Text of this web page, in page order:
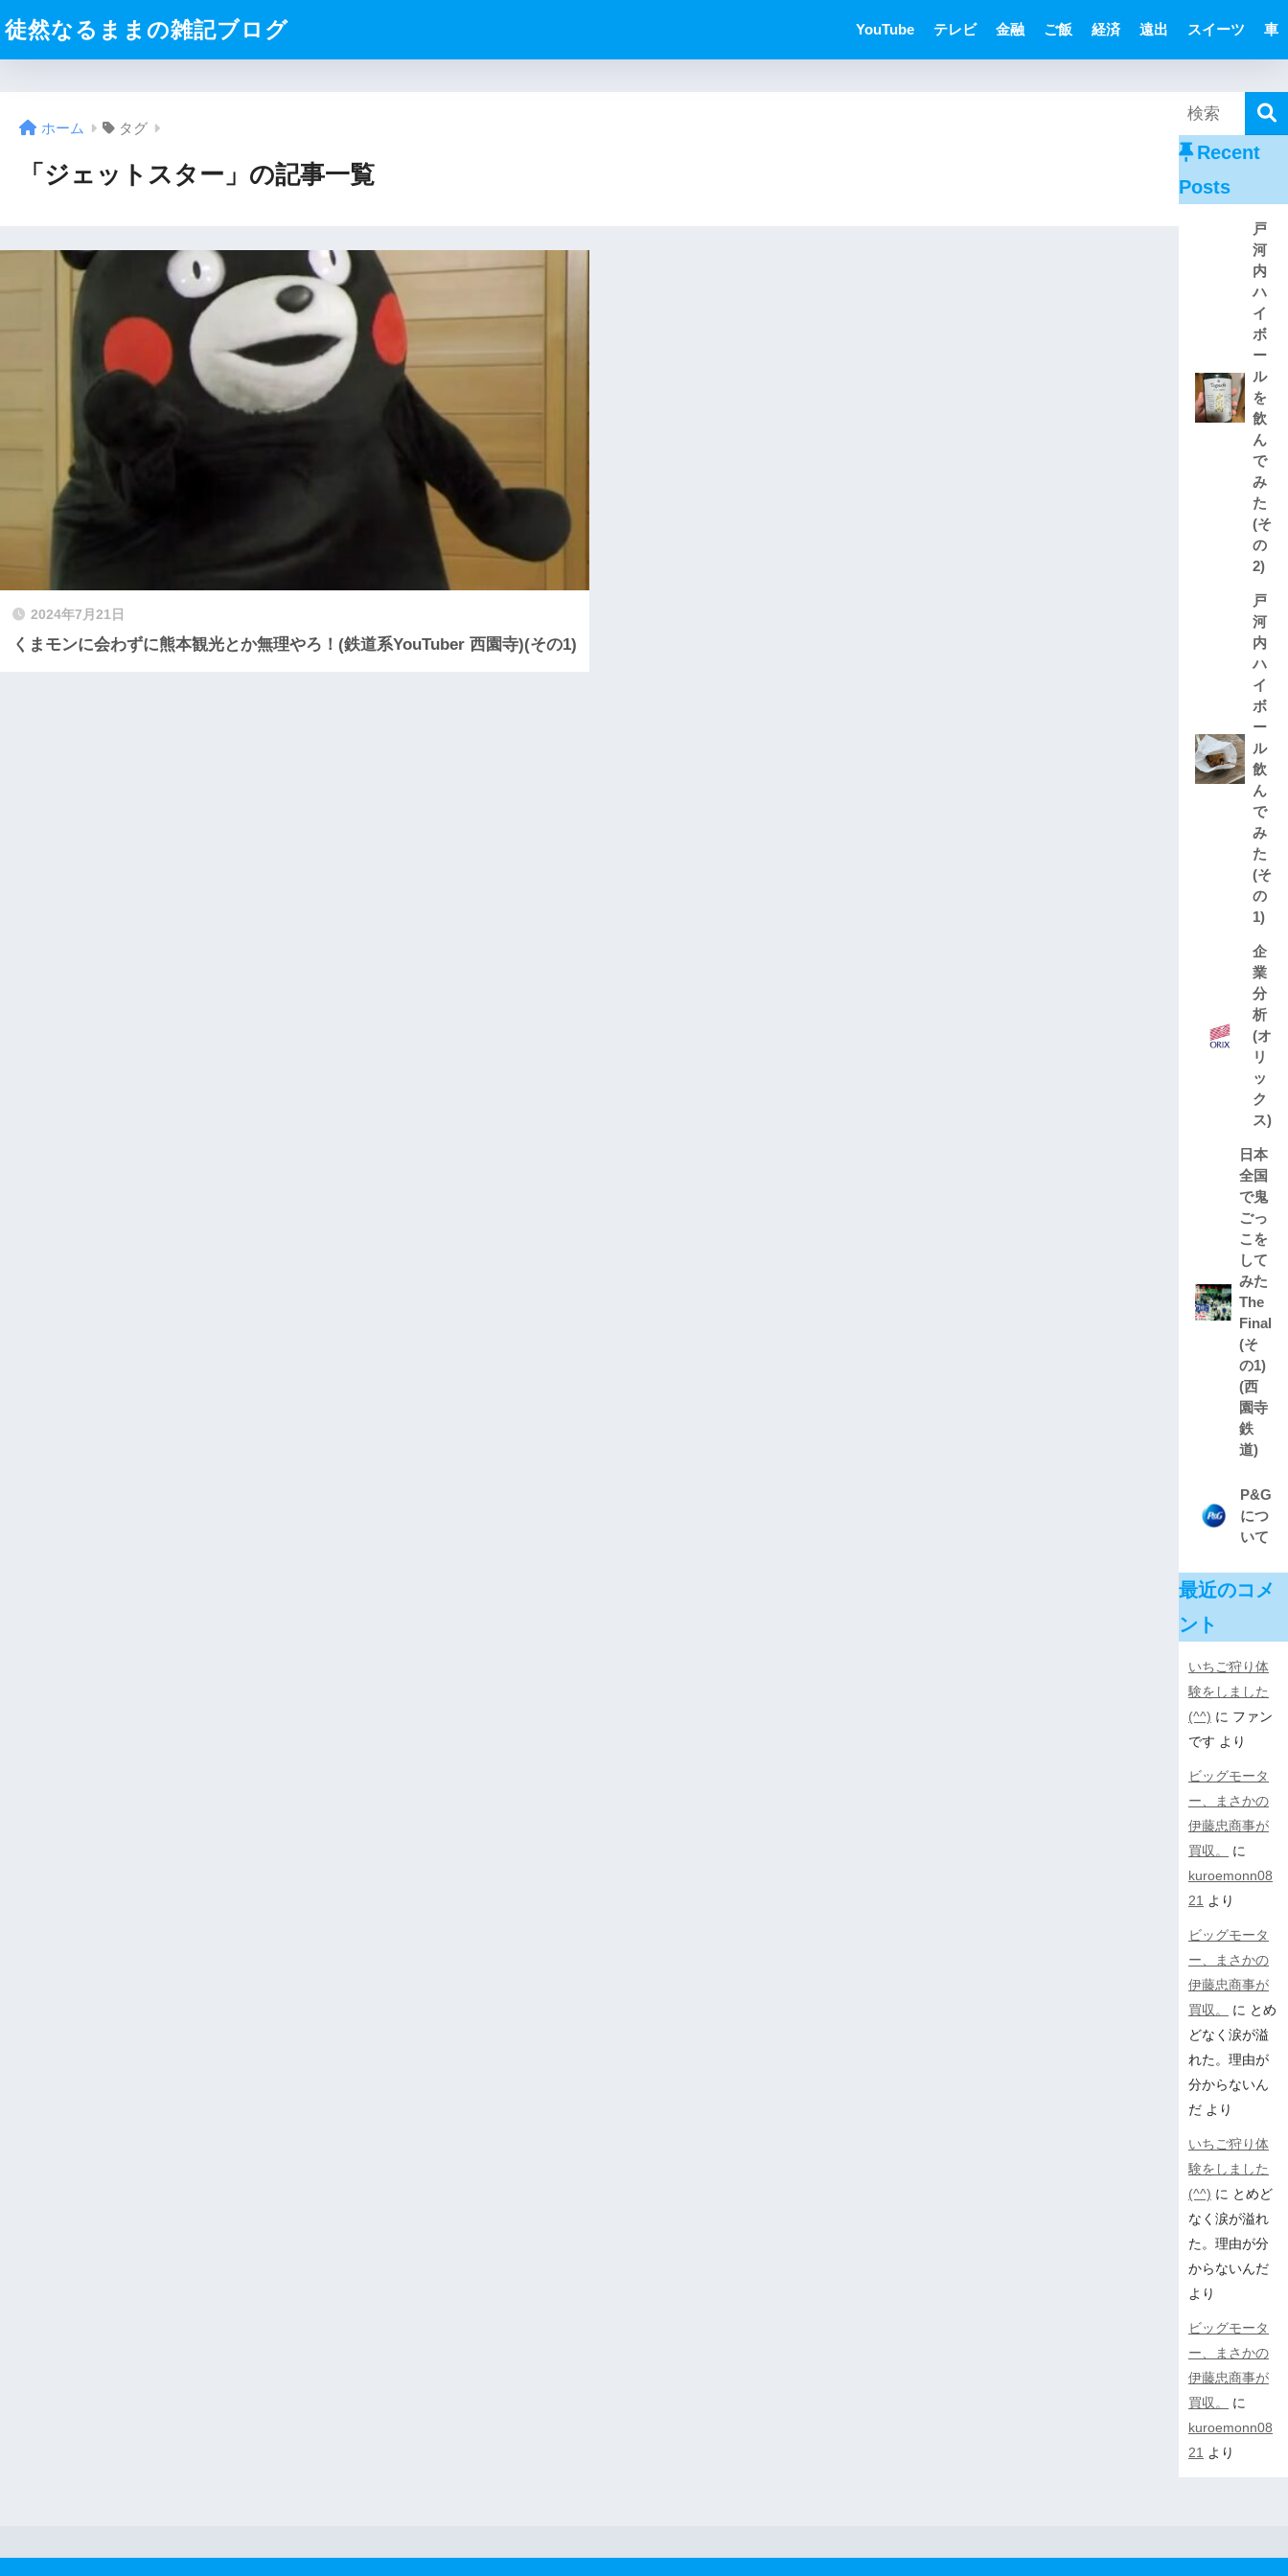
徒然なるままの雑記ブログ YouTube テレビ 金融 ご飯 経済 遠出 スイーツ 車
ホーム タグ
「ジェットスター」の記事一覧
2024年7月21日
くまモンに会わずに熊本観光とか無理やろ！(鉄道系YouTuber 西園寺)(その1)
Recent
Posts
戸
河
内
ハ
イ
ボ
ー
ル
を
飲
ん
で
み
た
(そ
の
2)
戸
河
内
ハ
イ
ボ
ー
ル
飲
ん
で
み
た
(そ
の
1)
企
業
分
析
(オ
リ
ッ
ク
ス)
日本
全国
で鬼
ごっ
こを
して
みた
The
Final
(そ
の1)
(西
園寺
鉄
道)
P&G
につ
いて
最近のコメ
ント
いちご狩り体
験をしました
(^^) に ファン
です より
ビッグモータ
ー、まさかの
伊藤忠商事が
買収。
に
kuroemonn08
21 より
ビッグモータ
ー、まさかの
伊藤忠商事が
買収。
に とめ
どなく涙が溢
れた。理由が
分からないん
だ より
いちご狩り体
験をしました
(^^) に とめど
なく涙が溢れ
た。理由が分
からないんだ
より
ビッグモータ
ー、まさかの
伊藤忠商事が
買収。
に
kuroemonn08
21 より